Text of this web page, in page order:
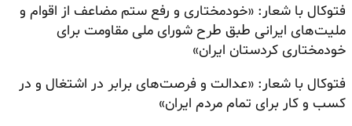
فتوکال با شعار: «خودمختاری و رفع ستم مضاعف از اقوام و
ملیت‌های ایرانی طبق طرح شورای ملی مقاومت برای
خودمختاری کردستان ایران»
فتوکال با شعار: «عدالت و فرصت‌های برابر در اشتغال و در
کسب و کار برای تمام مردم ایران»